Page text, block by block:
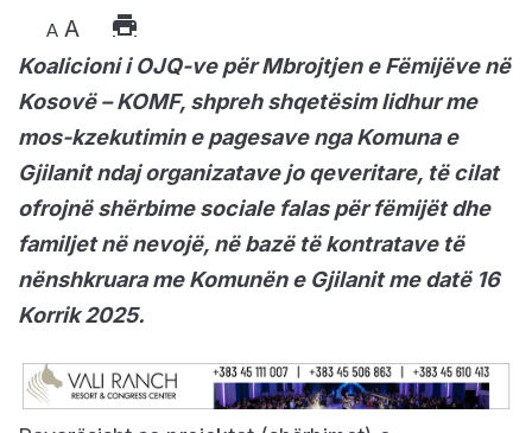
A A
Koalicioni i OJQ-ve për Mbrojtjen e Fëmijëve në
Kosovë – KOMF, shpreh shqetësim lidhur me
mos-kzekutimin e pagesave nga Komuna e
Gjilanit ndaj organizatave jo qeveritare, të cilat
ofrojnë shërbime sociale falas për fëmijët dhe
familjet në nevojë, në bazë të kontratave të
nënshkruara me Komunën e Gjilanit me datë 16
Korrik 2025.